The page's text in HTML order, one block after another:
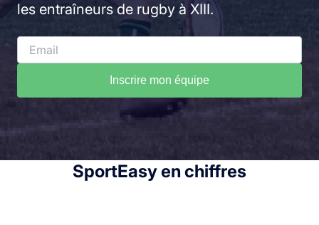
les entraîneurs de rugby à XIII.
Inscrire mon équipe
SportEasy en chiffres